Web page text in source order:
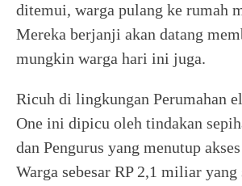
ditemui, warga pulang ke rumah
Mereka berjanji akan datang
mungkin warga hari ini juga.
Ricuh di lingkungan Perumahan
One ini dipicu oleh tindakan
dan Pengurus yang menutup
Warga sebesar RP 2,1 miliar